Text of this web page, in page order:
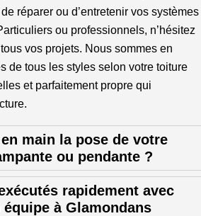
réparer ou d’entretenir vos systèmes
ou professionnels, n’hésitez
vos projets. Nous sommes en
de tous les styles selon votre toiture
et parfaitement propre qui
main la pose de votre
ou pendante ?
rapidement avec
à Glamondans